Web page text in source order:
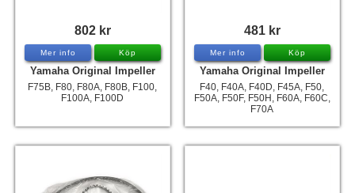
802 kr
Mer info Köp
Yamaha Original Impeller
F75B, F80, F80A, F80B, F100,
F100A, F100D
481 kr
Mer info Köp
Yamaha Original Impeller
F40, F40A, F40D, F45A, F50,
F50A, F50F, F50H, F60A, F60C,
F70A